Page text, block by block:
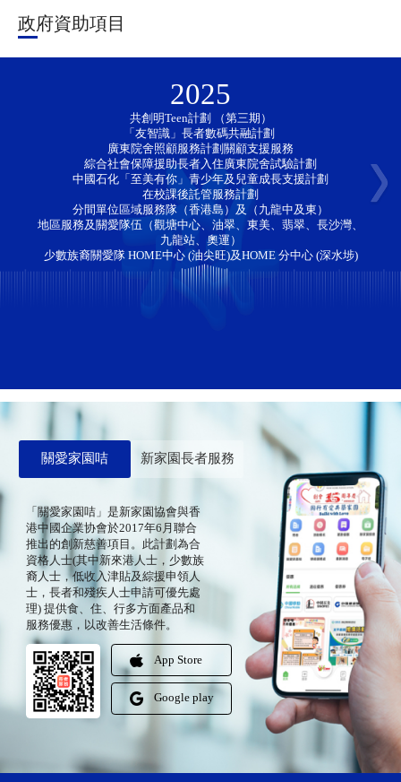
政府資助項目
2025
共創明Teen計劃 （第三期）
「友智識」長者數碼共融計劃
廣東院舍照顧服務計劃關顧支援服務
綜合社會保障援助長者入住廣東院舍試驗計劃
中國石化「至美有你」青少年及兒童成長支援計劃
在校課後託管服務計劃
分間單位區域服務隊（香港島）及（九龍中及東）
地區服務及關愛隊伍（觀塘中心、油翠、東美、翡翠、長沙灣、
九龍站、奧運）
少數族裔關愛隊 HOME中心 (油尖旺)及HOME 分中心 (深水埗)
關愛家園咭 新家園長者服務
「關愛家園咭」是新家園協會與香
港中國企業协會於2017年6月聯合
推出的創新慈善項目。此計劃為合
資格人士(其中新來港人士，少數族
裔人士，低收入津貼及綜援申領人
士，長者和殘疾人士申請可優先處
理) 提供食、住、行多方面產品和
服務優惠，以改善生活條件。
App Store
Google play